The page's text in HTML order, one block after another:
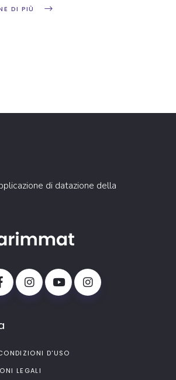
DI PIÙ
di datazione della
D'USO
LEGALI